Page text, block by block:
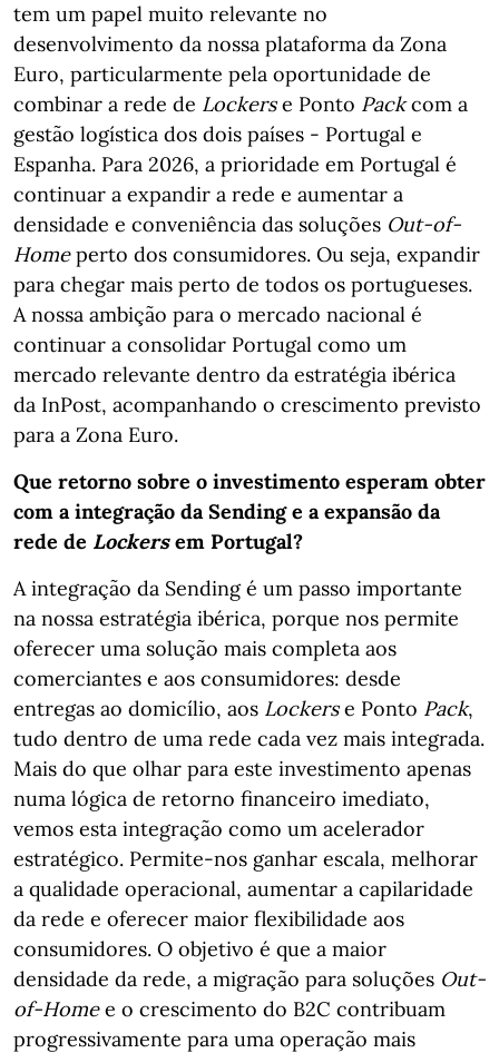
tem um papel muito relevante no
desenvolvimento da nossa plataforma da Zona
Euro, particularmente pela oportunidade de
combinar a rede de Lockerse Ponto Packcom a
gestão logística dos dois países - Portugal e
Espanha. Para 2026, a prioridade em Portugal é
continuar a expandir a rede e aumentar a
densidade e conveniência das soluções Out-of-
Homeperto dos consumidores. Ou seja, expandir
para chegar mais perto de todos os portugueses.
A nossa ambição para o mercado nacional é
continuar a consolidar Portugal como um
mercado relevante dentro da estratégia ibérica
da InPost, acompanhando o crescimento previsto
para a Zona Euro.
Que retorno sobre o investimento esperam obter
com a integração da Sending e a expansão da
rede de Lockersem Portugal?
A integração da Sending é um passo importante
na nossa estratégia ibérica, porque nos permite
oferecer uma solução mais completa aos
comerciantes e aos consumidores: desde
entregas ao domicílio, aos Lockerse Ponto Pack,
tudo dentro de uma rede cada vez mais integrada.
Mais do que olhar para este investimento apenas
numa lógica de retorno financeiro imediato,
vemos esta integração como um acelerador
estratégico. Permite-nos ganhar escala, melhorar
a qualidade operacional, aumentar a capilaridade
da rede e oferecer maior flexibilidade aos
consumidores. O objetivo é que a maior
densidade da rede, a migração para soluções Out-
of-Homee o crescimento do B2C contribuam
progressivamente para uma operação mais